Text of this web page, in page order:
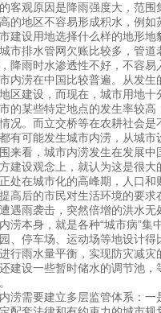
观原因是降雨强度大，范围
地区不容易形成积水，例如
建设用地选择什么样的地形
排水管网欠账比较多，管道
降雨时水渗透性不好，不容易
涝在中国比较普遍。从发生
区建设，而现在，城市用地十
某些特定地点的发生率较高
况。而立交桥等在农耕社会是
可能发生城市内涝，从城市
看，城市内涝发生在发展中
建设观念上，就认为这是很大
在城市化的高峰期，人口和财
后的市民对生活环境的要求
雨袭击，突然倍增的洪水无处
涝本身，就是各种“城市病”集
停车场、运动场等地设计得
行雨水量平衡，实现防灾减灾
设一些暂时储水的调节池，
需要建立多层监管体系：一是